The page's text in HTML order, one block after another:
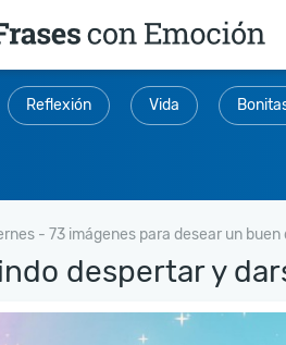
Reflexión Vida
- 73 imágenes para desear un buen
despertar y